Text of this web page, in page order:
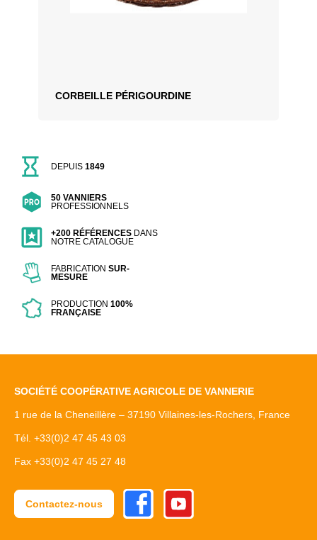
CORBEILLE PÉRIGOURDINE
DEPUIS1849
50 VANNIERS
PROFESSIONNELS
+200 RÉFÉRENCES DANS
NOTRE CATALOGUE
FABRICATIONSUR-
MESURE
PRODUCTION100%
FRANÇAISE
SOCIÉTÉ COOPÉRATIVE AGRICOLE DE VANNERIE
1 rue de la Cheneillère – 37190 Villaines-les-Rochers, France
Tél. +33(0)2 47 45 43 03
Fax +33(0)2 47 45 27 48
Contactez-nous
FacebookYoutube